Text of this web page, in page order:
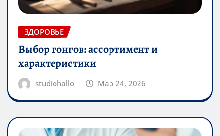
ЗДОРОВЬЕ
Выбор гонгов: ассортимент и
характеристики
studiohallo_ Мар 24, 2026